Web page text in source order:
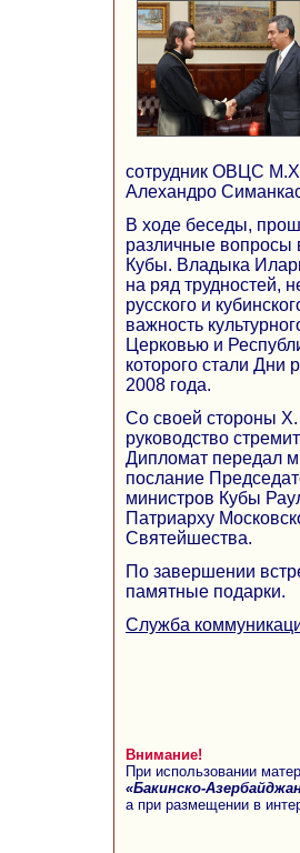
сотрудник ОВЦС
Алехандро
В ходе беседы,
различные вопросы
Кубы. Владыка
на ряд трудностей,
русского и
важность
Церковью и
которого стали Дни
2008 года.
Со своей стороны Х.
руководство
Дипломат передал
послание
министров Кубы
Патриарху
Святейшества.
По завершении
памятные подарки.
Служба
Внимание!
При использовании
«Бакинско-
а при размещении в